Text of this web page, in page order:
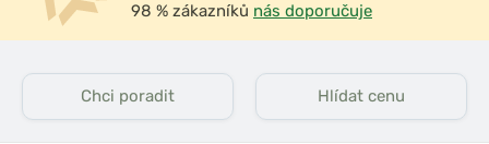
98 % zákazníků nás doporučuje
Chci poradit Hlídat cenu